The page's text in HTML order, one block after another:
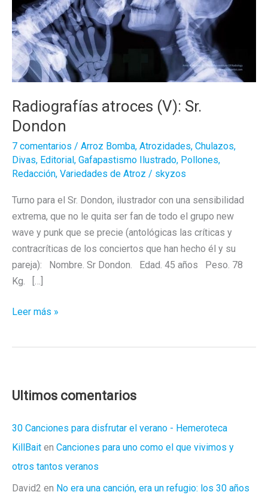
Radiografías atroces (V): Sr.
Dondon
7 comentarios / Arroz Bomba, Atrozidades, Chulazos,
Divas, Editorial, Gafapastismo Ilustrado, Pollones,
Redacción, Variedades de Atroz / skyzos
Turno para el Sr. Dondon, ilustrador con una sensibilidad
extrema, que no le quita ser fan de todo el grupo new
wave y punk que se precie (antológicas las críticas y
contracríticas de los conciertos que han hecho él y su
pareja): Nombre. Sr Dondon. Edad. 45 años Peso. 78
Kg. […]
Radiografías
Leer más »
Ultimos comentarios
30 Canciones para disfrutar el verano - Hemeroteca
KillBait en Canciones para uno como el que vivimos y
otros tantos veranos
David2 en No era una canción, era un refugio: los 30 años